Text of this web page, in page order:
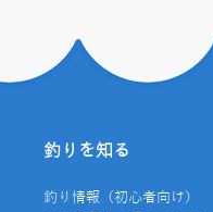
釣りを知る
釣り情報（初心者向け）